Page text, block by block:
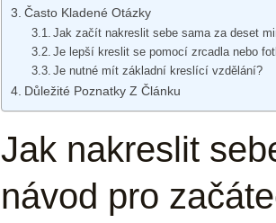
Často Kladené Otázky
Jak začít nakreslit sebe sama za deset
Je lepší kreslit se pomocí zrcadla nebo
Je nutné mít základní kreslící vzdělání?
Důležité Poznatky Z Článku
Jak nakreslit
návod pro